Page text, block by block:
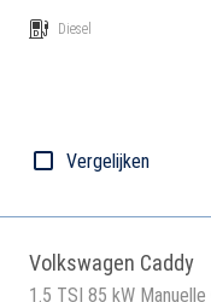
Diesel
Vergelijken
Volkswagen Caddy
1.5 TSI 85 kW Manuelle